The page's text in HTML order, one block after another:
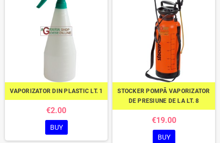
VAPORIZATOR DIN PLASTIC LT. 1
€2.00
BUY
STOCKER POMPĂ VAPORIZATOR
DE PRESIUNE DE LA LT. 8
€19.00
BUY